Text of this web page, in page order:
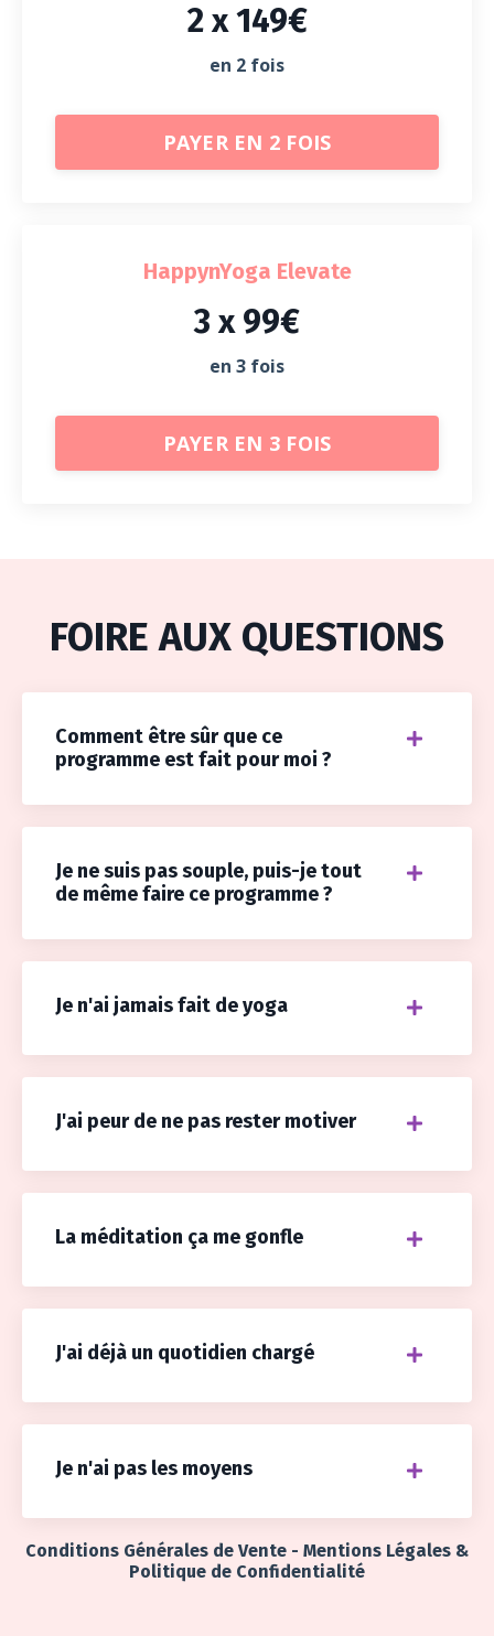
2 x 149€
en 2 fois
PAYER EN 2 FOIS
HappynYoga Elevate
3 x 99€
en 3 fois
PAYER EN 3 FOIS
FOIRE AUX QUESTIONS
Comment être sûr que ce
programme est fait pour moi ?
Je ne suis pas souple, puis-je tout
de même faire ce programme ?
Je n'ai jamais fait de yoga
J'ai peur de ne pas rester motiver
La méditation ça me gonfle
J'ai déjà un quotidien chargé
Je n'ai pas les moyens
Conditions Générales de Vente - Mentions Légales &
Politique de Confidentialité